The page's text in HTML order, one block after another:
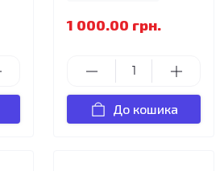
1 000.00 грн.
До кошика